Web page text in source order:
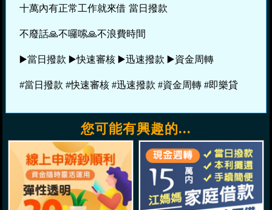
十萬內有正常工作就來借 當日撥款
不廢話🙏不囉嗦🙏不浪費時間
▶️當日撥款 ▶️快速審核 ▶️迅速撥款 ▶️資金周轉
#當日撥款 #快速審核 #迅速撥款 #資金周轉 #即樂貸
您可能有興趣的...